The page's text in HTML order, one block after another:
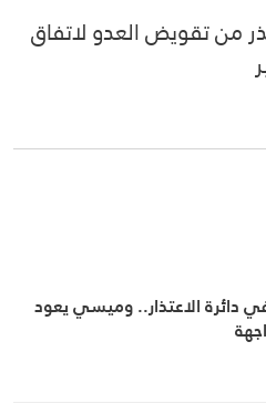
من تقويض العدو لاتفاق
دائرة الاعتذار.. وميسي يعود